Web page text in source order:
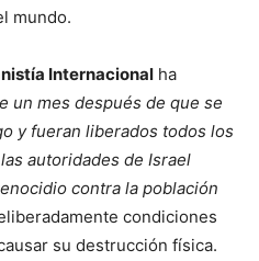
mundo.
Internacional ha
un mes después de que se
y fueran liberados todos los
autoridades de Israel
contra la población
condiciones
su destrucción física.